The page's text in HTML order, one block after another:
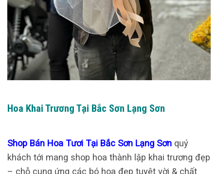
Hoa Khai Trương Tại Bắc Sơn Lạng Sơn
Shop Bán Hoa Tươi Tại Bắc Sơn Lạng Sơn quý
khách tới mang shop hoa thành lập khai trương đẹp
– chỗ cung ứng các bó hoa đẹp tuyệt vời & chất